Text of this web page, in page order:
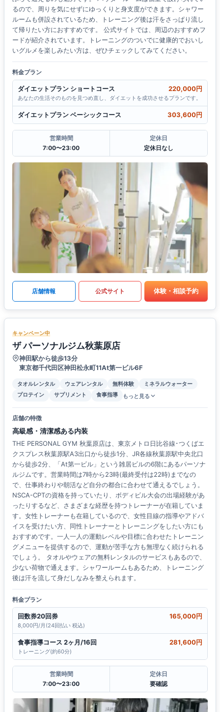
るので、周りを気にせずにゆっくりと身支度ができます。シャワー
ルームも併設されているため、トレーニング後は汗をさっぱり流し
て帰りたい方におすすめです。 公式サイトでは、周辺のおすすめフ
ードが紹介されています。トレーニングのついでに健康的でおいし
いグルメを楽しみたい方は、ぜひチェックしてみてください。
料金プラン
ダイエットプラン ショートコース 220,000円
あなたの生活そのものを見つめ直し、ダイエットを成功させるプランです。
ダイエットプラン ベーシックコース 303,600円
営業時間
7:00〜23:00
定休日
定休日なし
店舗情報 公式サイト 体験・相談予約
キャンペーン中
ザ パーソナルジム秋葉原店
神田駅から徒歩13分
東京都千代田区神田松永町11At第一ビル6F
タオルレンタル ウェアレンタル 無料体験
ミネラルウォーター
プロテイン
サプリメント 食事指導 もっと見る
店舗の特徴
高級感・清潔感ある内装
THE PERSONAL GYM 秋葉原店は、東京メトロ日比谷線･つくばエ
クスプレス秋葉原駅A3出口から徒歩1分、JR各線秋葉原駅中央北口
から徒歩2分、「At第一ビル」という雑居ビルの6階にあるパーソナ
ルジムです。営業時間は7時から23時(最終受付は22時)までなの
で、仕事終わりや朝活など自分の都合に合わせて通えるでしょう。
NSCA-CPTの資格を持っていたり、ボディビル大会の出場経験があ
ったりするなど、さまざまな経歴を持つトレーナーが在籍していま
す。女性トレーナーも在籍しているので、女性目線の指導やアドバ
イスを受けたい方、同性トレーナーとトレーニングをしたい方にも
おすすめです。一人一人の運動レベルや目標に合わせたトレーニン
グメニューを提供するので、運動が苦手な方も無理なく続けられる
でしょう。 タオルやウェアの無料レンタルのサービスもあるので、
少ない荷物で通えます。シャワールームもあるため、トレーニング
後は汗を流して身だしなみを整えられます。
料金プラン
回数券20回券 165,000円
8,000円/月(24回払い 税込)
食事指導コース 2ヶ月/16回 281,600円
トレーニング(約60分)
営業時間
7:00〜23:00
定休日
要確認